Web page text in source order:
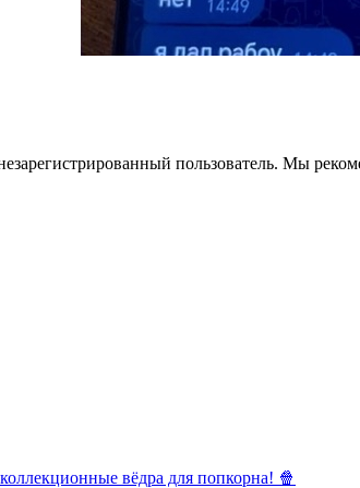
пользователь. Мы
вёдра для попкорна! 🍿